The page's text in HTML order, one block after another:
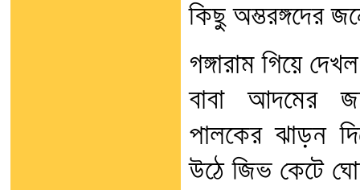
কিছু অম্তরঙ্গদের
গঙ্গারাম গিয়ে
বাবা আদমের
পালকের ঝাড়ন
উঠে জিভ কেটে